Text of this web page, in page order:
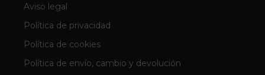
Aviso legal
Política de privacidad
Política de cookies
Política de envío, cambio y devolución